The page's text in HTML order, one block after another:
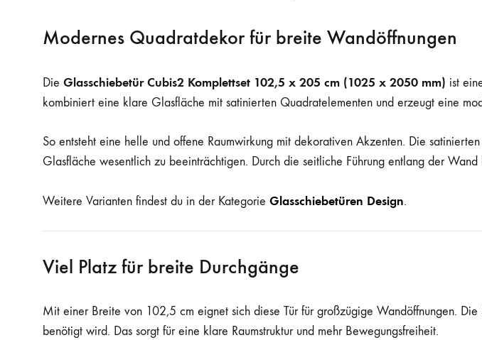
Modernes Quadratdekor für breite Wandöffnungen
Die Glasschiebetür Cubis2 Komplettset 102,5 x 205 cm (1025 x 2050 mm) ist
kombiniert eine klare Glasfläche mit satinierten Quadratelementen und erzeugt eine
So entsteht eine helle und offene Raumwirkung mit dekorativen Akzenten. Die
Glasfläche wesentlich zu beeinträchtigen. Durch die seitliche Führung entlang der
Weitere Varianten findest du in der Kategorie Glasschiebetüren Design.
Viel Platz für breite Durchgänge
Mit einer Breite von 102,5 cm eignet sich diese Tür für großzügige Wandöffnungen.
benötigt wird. Das sorgt für eine klare Raumstruktur und mehr Bewegungsfreiheit.